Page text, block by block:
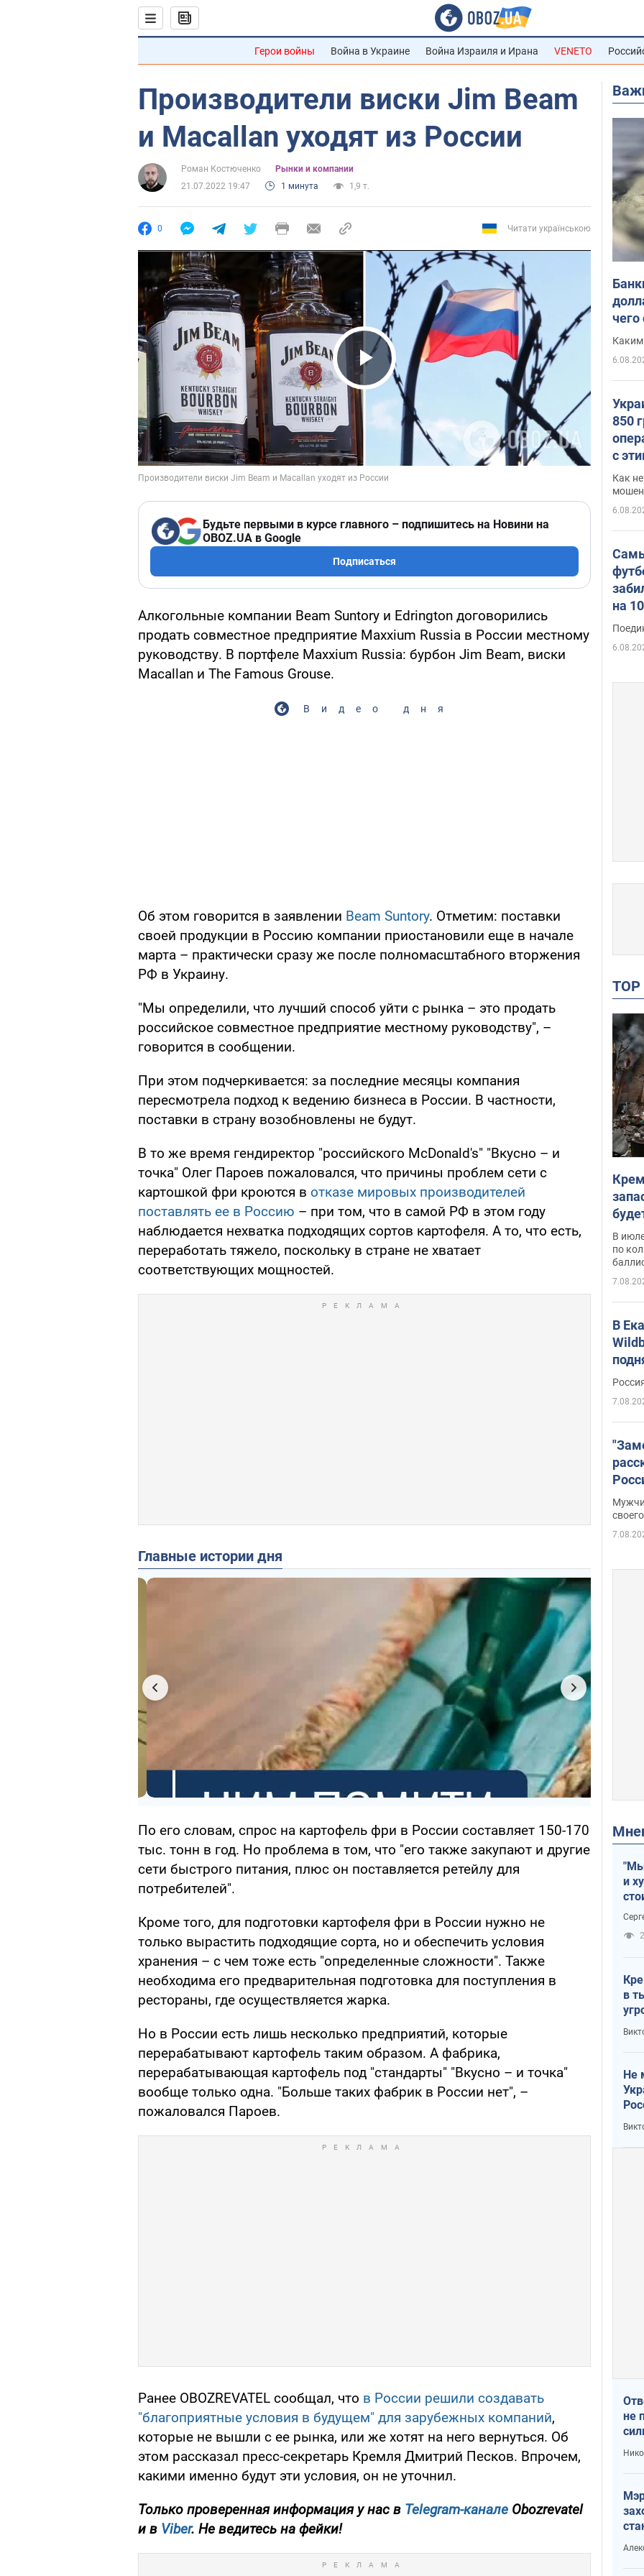
Герои войны Война в Украине Война Израиля и Ирана VENETO
Производители виски Jim Beam
и Macallan уходят из России
Роман Костюченко
Рынки и компании
21.07.2022 19:47
1 минута 1,9 т.
0 Читати українською
Play Video
Будьте первыми в курсе главного – подпишитесь на Новини на
OBOZ.UA в Google
Подписаться
Алкогольные компании Beam Suntory и Edrington договорились
продать совместное предприятие Maxxium Russia в России местному
руководству. В портфеле Maxxium Russia: бурбон Jim Beam, виски
Macallan и The Famous Grouse.
Видео дня
Об этом говорится в заявлении Beam Suntory. Отметим: поставки
своей продукции в Россию компании приостановили еще в начале
марта – практически сразу же после полномасштабного вторжения
РФ в Украину.
"Мы определили, что лучший способ уйти с рынка – это продать
российское совместное предприятие местному руководству", –
говорится в сообщении.
При этом подчеркивается: за последние месяцы компания
пересмотрела подход к ведению бизнеса в России. В частности,
поставки в страну возобновлены не будут.
В то же время гендиректор "российского McDonald's" "Вкусно – и
точка" Олег Пароев пожаловался, что причины проблем сети с
картошкой фри кроются в отказе мировых производителей
поставлять ее в Россию – при том, что в самой РФ в этом году
наблюдается нехватка подходящих сортов картофеля. А то, что есть,
переработать тяжело, поскольку в стране не хватает
соответствующих мощностей.
Главные истории дня
По его словам, спрос на картофель фри в России составляет 150-170
тыс. тонн в год. Но проблема в том, что "его также закупают и другие
сети быстрого питания, плюс он поставляется ретейлу для
потребителей".
Кроме того, для подготовки картофеля фри в России нужно не
только вырастить подходящие сорта, но и обеспечить условия
хранения – с чем тоже есть "определенные сложности". Также
необходима его предварительная подготовка для поступления в
рестораны, где осуществляется жарка.
Но в России есть лишь несколько предприятий, которые
перерабатывают картофель таким образом. А фабрика,
перерабатывающая картофель под "стандарты" "Вкусно – и точка"
вообще только одна. "Больше таких фабрик в России нет", –
пожаловался Пароев.
Ранее OBOZREVATEL сообщал, что в России решили создавать
"благоприятные условия в будущем" для зарубежных компаний,
которые не вышли с ее рынка, или же хотят на него вернуться. Об
этом рассказал пресс-секретарь Кремля Дмитрий Песков. Впрочем,
какими именно будут эти условия, он не уточнил.
Только проверенная информация у нас в Telegram-канале Obozrevatel
и в Viber. Не ведитесь на фейки!
Каким
850
с
Как
на
В
по
В
Фото
и
в
Не
не
и